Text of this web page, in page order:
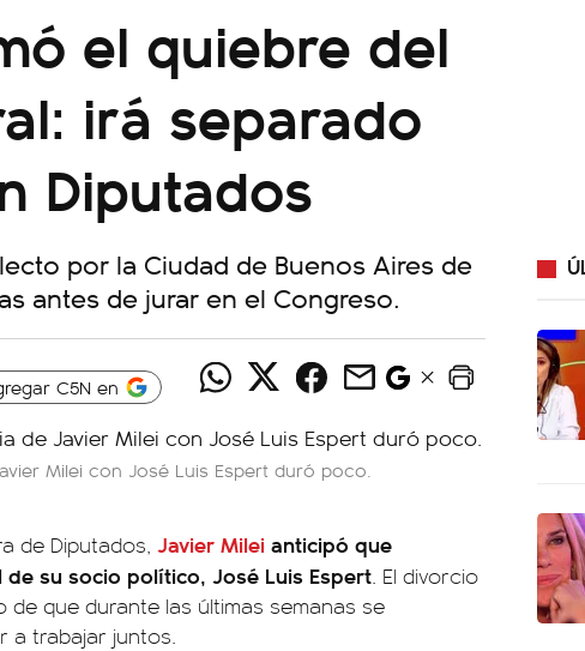
el quiebre del
irá separado
Diputados
por la Ciudad de Buenos Aires de
antes de jurar en el Congreso.
C5N en
Milei con José Luis Espert duró poco.
de Diputados, Javier Milei anticipó que
su socio político, José Luis Espert. El divorcio
que durante las últimas semanas se
a trabajar juntos.